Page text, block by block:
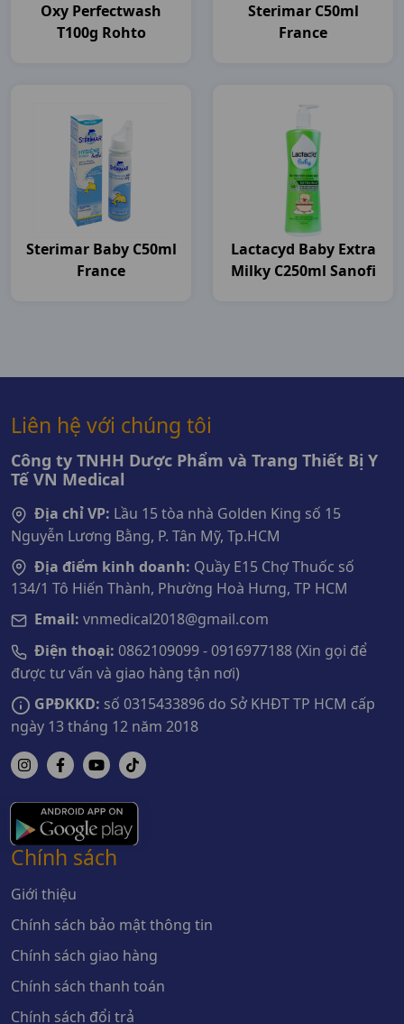
Oxy Perfectwash
T100g Rohto
Sterimar C50ml
France
Sterimar Baby C50ml
France
Lactacyd Baby Extra
Milky C250ml Sanofi
Liên hệ với chúng tôi
Công ty TNHH Dược Phẩm và Trang Thiết Bị Y
Tế VN Medical
Địa chỉ VP: Lầu 15 tòa nhà Golden King số 15
Nguyễn Lương Bằng, P. Tân Mỹ, Tp.HCM
Địa điểm kinh doanh: Quầy E15 Chợ Thuốc số
134/1 Tô Hiến Thành, Phường Hoà Hưng, TP HCM
Email: vnmedical2018@gmail.com
Điện thoại: 0862109099 - 0916977188 (Xin gọi để
được tư vấn và giao hàng tận nơi)
GPĐKKD: số 0315433896 do Sở KHĐT TP HCM cấp
ngày 13 tháng 12 năm 2018
Chính sách
Giới thiệu
Chính sách bảo mật thông tin
Chính sách giao hàng
Chính sách thanh toán
Chính sách đổi trả